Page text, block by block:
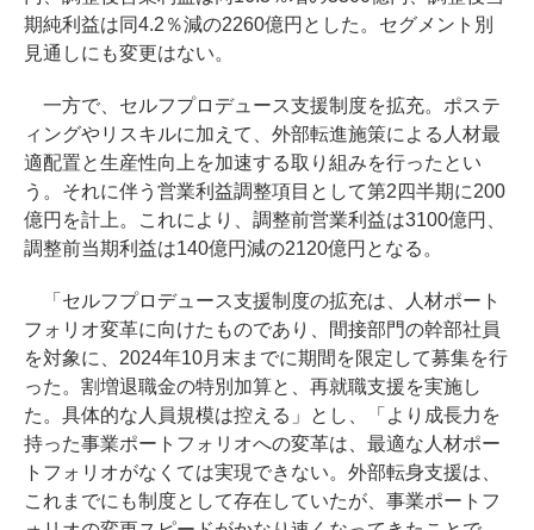
期純利益は同4.2％減の2260億円とした。セグメント別
見通しにも変更はない。
一方で、セルフプロデュース支援制度を拡充。ポステ
ィングやリスキルに加えて、外部転進施策による人材最
適配置と生産性向上を加速する取り組みを行ったとい
う。それに伴う営業利益調整項目として第2四半期に200
億円を計上。これにより、調整前営業利益は3100億円、
調整前当期利益は140億円減の2120億円となる。
「セルフプロデュース支援制度の拡充は、人材ポート
フォリオ変革に向けたものであり、間接部門の幹部社員
を対象に、2024年10月末までに期間を限定して募集を行
った。割増退職金の特別加算と、再就職支援を実施し
た。具体的な人員規模は控える」とし、「より成長力を
持った事業ポートフォリオへの変革は、最適な人材ポー
トフォリオがなくては実現できない。外部転身支援は、
これまでにも制度として存在していたが、事業ポートフ